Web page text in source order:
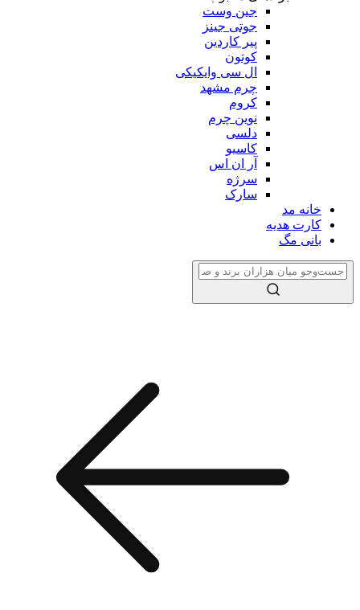
جین وست
جوتی جینز
پیر کاردین
کوتون
ال سی وایکیکی
چرم مشهد
کروم
نوین چرم
دلسی
کاسیو
آر ان اس
سرژه
سارک
خانه مد
کارت هدیه
بانی مگ